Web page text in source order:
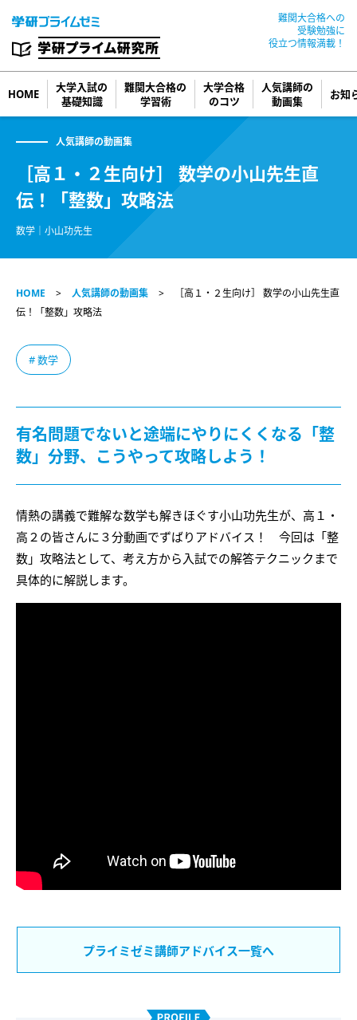
難関大合格への
受験勉強に
役立つ情報満載！
HOME
大学入試の
基礎知識
難関大合格の
学習術
大学合格
のコツ
人気講師の
動画集
お知
人気講師の動画集
［高１・２生向け］ 数学の小山先生直
伝！「整数」攻略法
数学｜小山功先生
HOME 人気講師の動画集
［高１・２生向け］ 数学の小山先生直
伝！「整数」攻略法
# 数学
有名問題でないと途端にやりにくくなる「整
数」分野、こうやって攻略しよう！
情熱の講義で難解な数学も解きほぐす小山功先生が、高１・
高２の皆さんに３分動画でずばりアドバイス！ 今回は「整
数」攻略法として、考え方から入試での解答テクニックまで
具体的に解説します。
プライミゼミ講師アドバイス一覧へ